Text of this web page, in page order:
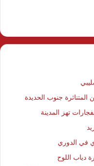
المتناثرة جنوب الحديدة
في الدوري
دياب اللوح